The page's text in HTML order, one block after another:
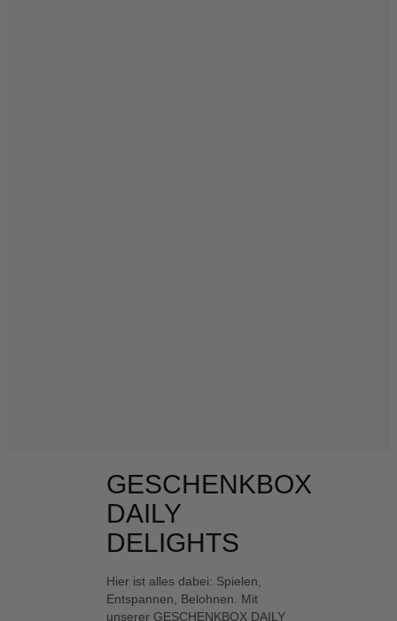
GESCHENKBOX
DAILY
DELIGHTS
Hier ist alles dabei: Spielen,
Entspannen, Belohnen. Mit
unserer GESCHENKBOX DAILY